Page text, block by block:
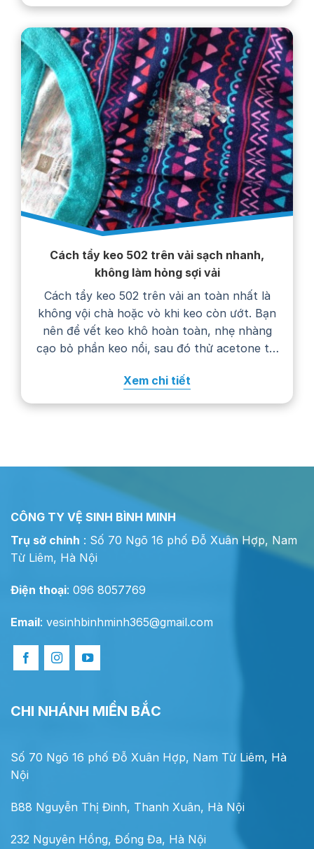
Cách tẩy keo 502 trên vải sạch nhanh,
không làm hỏng sợi vải
Cách tẩy keo 502 trên vải an toàn nhất là
không vội chà hoặc vò khi keo còn ướt. Bạn
nên để vết keo khô hoàn toàn, nhẹ nhàng
cạo bỏ phần keo nổi, sau đó thử acetone tại
Cách xử lý cụ thể còn phụ…
Xem chi tiết
CÔNG TY VỆ SINH BÌNH MINH
Trụ sở chính : Số 70 Ngõ 16 phố Đỗ Xuân Hợp, Nam
Từ Liêm, Hà Nội
Điện thoại: 096 8057769
Email: vesinhbinhminh365@gmail.com
CHI NHÁNH MIỀN BẮC
Số 70 Ngõ 16 phố Đỗ Xuân Hợp, Nam Từ Liêm, Hà
Nội
B88 Nguyễn Thị Đinh, Thanh Xuân, Hà Nội
232 Nguyên Hồng, Đống Đa, Hà Nội